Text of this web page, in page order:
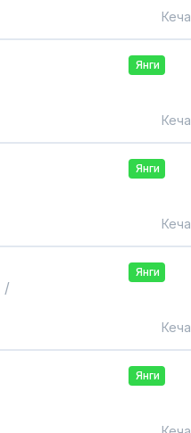
Кеча
Янги
Кеча
Янги
Кеча
/
Янги
Кеча
Янги